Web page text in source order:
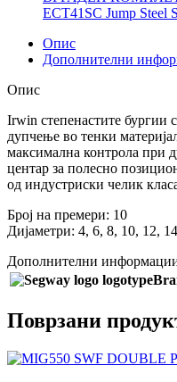
ECT41SC Jump Steel
Опис
Дополнителни
Опис
Irwin степенастите бургии
дупчење во тенки
максимална контрола при
центар за полесно
од индустриски челик
Број на премери: 10
Дијаметри: 4, 6, 8, 10, 12,
Дополнителни
Поврзани